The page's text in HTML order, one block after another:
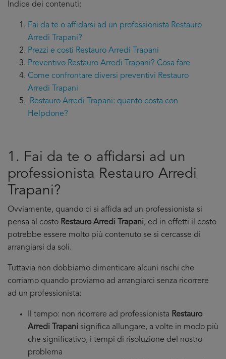
Indice dei contenuti:
Fai da te o affidarsi ad un professionista Restauro
Arredi Trapani?
Prezzi e costi Restauro Arredi Trapani
Preventivo Restauro Arredi Trapani? Cosa fare
Come confrontare diversi preventivi Restauro
Arredi Trapani
Restauro Arredi Trapani: quanto costa con
Helpdone?
1. Fai da te o affidarsi ad un
professionista Restauro Arredi
Trapani?
Ovviamente, quando ci si affida ad un professionista si
pensa al costo Restauro Arredi Trapani, ed in effetti il costo
potrebbe essere molto più contenuto se si cercasse di
arrangiarsi da soli.
Tuttavia non dobbiamo dimenticare alcuni rischi che
corriamo quando proviamo ad arrangiarci senza ricorrere
ad un professionista:
Il tempo: non ricorrere ad professionista Restauro
Arredi Trapani significa allungare, a volte in modo più
che significativo, i tempi di risoluzione del nostro
problema